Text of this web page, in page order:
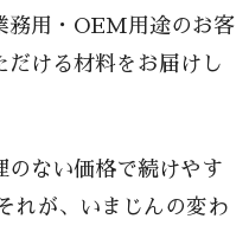
務用・OEM用途のお客
ける材料をお届けし
のない価格で続けやす
れが、いまじんの変わ